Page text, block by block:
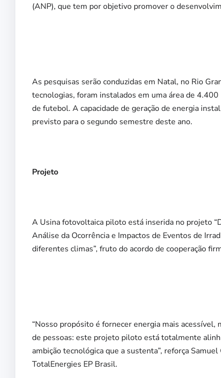
(ANP), que tem por objetivo promover o
As pesquisas serão conduzidas em Natal, no Rio
tecnologias, foram instalados em uma área de
de futebol. A capacidade de geração de energia
previsto para o segundo semestre deste ano.
Projeto
A Usina fotovoltaica piloto está inserida no projeto
Análise da Ocorrência e Impactos de Eventos de
diferentes climas”, fruto do acordo de cooperação
“Nosso propósito é fornecer energia mais
de pessoas: este projeto piloto está totalmente
ambição tecnológica que a sustenta”, reforça
TotalEnergies EP Brasil.